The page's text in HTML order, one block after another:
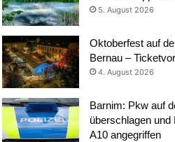
5. August 2026
Oktoberfest auf
Bernau –
4. August 2026
Barnim: Pkw auf
überschlagen und
A10 angegriffen